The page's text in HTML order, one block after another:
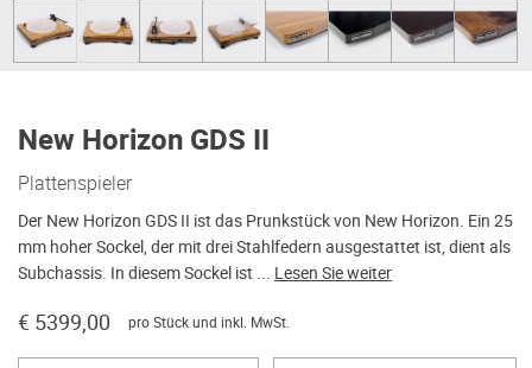
New Horizon GDS II
Plattenspieler
Der New Horizon GDS II ist das Prunkstück von New Horizon. Ein 25
mm hoher Sockel, der mit drei Stahlfedern ausgestattet ist, dient als
Subchassis. In diesem Sockel ist ... Lesen Sie weiter
€ 5399,00 pro Stück und inkl. MwSt.